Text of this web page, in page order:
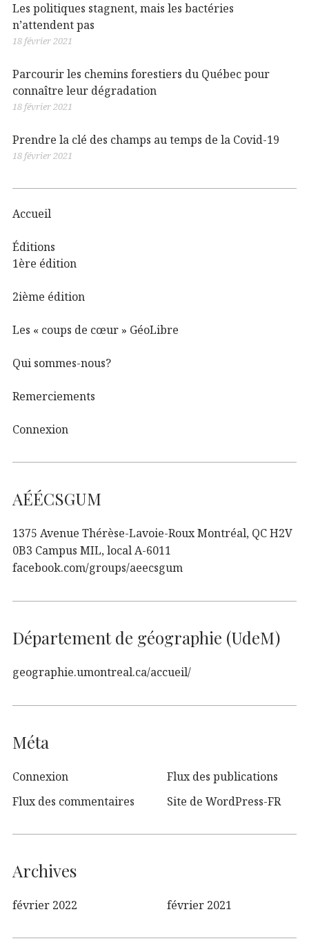
Les politiques stagnent, mais les bactéries
n’attendent pas
18 février 2021
Parcourir les chemins forestiers du Québec pour
connaître leur dégradation
18 février 2021
Prendre la clé des champs au temps de la Covid-19
18 février 2021
Accueil
Éditions
1ère édition
2ième édition
Les « coups de cœur » GéoLibre
Qui sommes-nous?
Remerciements
Connexion
AÉÉCSGUM
1375 Avenue Thérèse-Lavoie-Roux Montréal, QC H2V
0B3 Campus MIL, local A-6011
facebook.com/groups/aeecsgum
Département de géographie (UdeM)
geographie.umontreal.ca/accueil/
Méta
Connexion
Flux des publications
Flux des commentaires
Site de WordPress-FR
Archives
février 2022 février 2021